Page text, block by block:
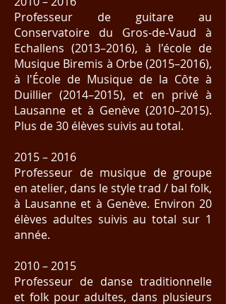
Professeur de guitare au
Conservatoire du Gros-de-Vaud à
Echallens (2013–2016), à l'école de
Musique Biremis à Orbe (2015–2016),
à l'École de Musique de la Côte à
Duillier (2014–2015), et en privé à
Lausanne et à Genève (2010–2015).
Plus de 30 élèves suivis au total.
2015 – 2016
Professeur de musique de groupe
en atelier, dans le style trad / bal folk,
à Lausanne et à Genève. Environ 20
élèves adultes suivis au total sur 1
année.
2010 – 2015
Professeur de danse traditionnelle
et folk pour adultes, dans plusieurs